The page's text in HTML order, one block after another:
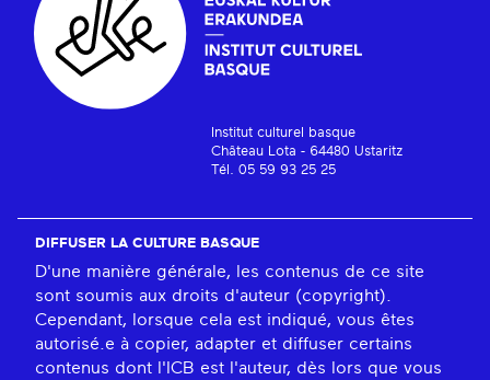
Institut culturel basque
Château Lota - 64480 Ustaritz
Tél. 05 59 93 25 25
DIFFUSER LA CULTURE BASQUE
D'une manière générale, les contenus de ce site
sont soumis aux droits d'auteur (copyright).
Cependant, lorsque cela est indiqué, vous êtes
autorisé.e à copier, adapter et diffuser certains
contenus dont l'ICB est l'auteur, dès lors que vous